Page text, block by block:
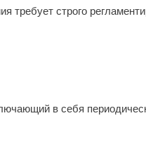
требует строго
в себя